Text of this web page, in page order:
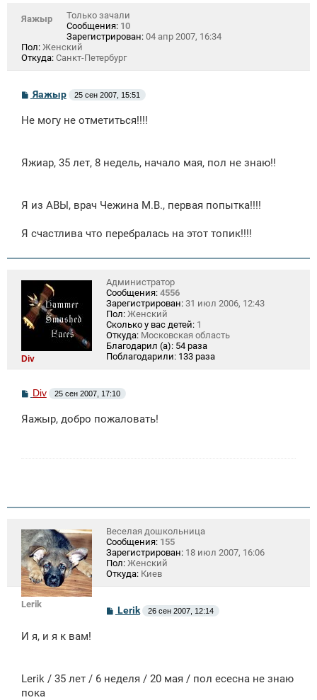
Яажыр
Только зачали
Сообщения: 10
Зарегистрирован: 04 апр 2007, 16:34
Пол: Женский
Откуда: Санкт-Петербург
С
б
и
Яажыр 25 сен 2007, 15:51
Не могу не отметиться!!!!
Яжиар, 35 лет, 8 недель, начало мая, пол не знаю!!
Я из АВЫ, врач Чежина М.В., первая попытка!!!!
Я счастлива что перебралась на этот топик!!!!
Div
Администратор
Сообщения: 4556
Зарегистрирован: 31 июл 2006, 12:43
Пол: Женский
Сколько у вас детей: 1
Откуда: Московская область
Благодарил (а): 54 раза
Поблагодарили: 133 раза
С
б
Div 25 сен 2007, 17:10
Яажыр, добро пожаловать!
Lerik
Веселая дошкольница
Сообщения: 155
Зарегистрирован: 18 июл 2007, 16:06
Пол: Женский
Откуда: Киев
С
о
и
Lerik 26 сен 2007, 12:14
И я, и я к вам!
Lerik / 35 лет / 6 неделя / 20 мая / пол есесна не знаю
пока